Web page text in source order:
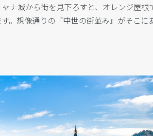
ナ城から街を見下ろすと、オレンジ屋根
。想像通りの『中世の街並み』がそこに